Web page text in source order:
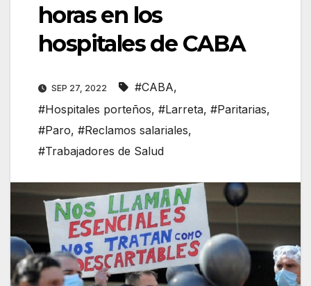
horas en los
hospitales de CABA
SEP 27, 2022 #CABA,
#Hospitales porteños, #Larreta, #Paritarias,
#Paro, #Reclamos salariales,
#Trabajadores de Salud